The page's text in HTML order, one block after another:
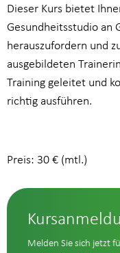
Dieser Kurs bietet
Gesundheitsstudio an
herauszufordern und
ausgebildeten
Training geleitet und
richtig ausführen.
Preis: 30 € (mtl.)
Melden Sie sich jetzt